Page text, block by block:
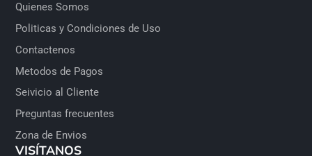
Quienes Somos
Politicas y Condiciones de Uso
Contactenos
Metodos de Pagos
Seivicio al Cliente
Preguntas frecuentes
Zona de Envios
VISÍTANOS